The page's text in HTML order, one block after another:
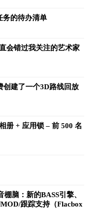
务的待办清单
会错过我关注的艺术家
建了一个3D路线回放
册 + 应用锁 – 前 500 名
脑：新的BASS引擎、
跟踪支持（Flacbox